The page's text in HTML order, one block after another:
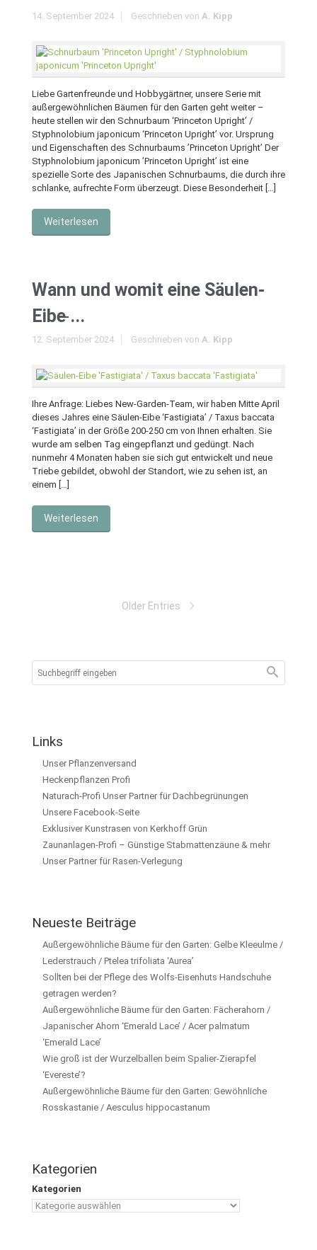
14. September 2024 Geschrieben von A. Kipp
Liebe Gartenfreunde und Hobbygärtner, unsere Serie mit
außergewöhnlichen Bäumen für den Garten geht weiter –
heute stellen wir den Schnurbaum ‘Princeton Upright’ /
Styphnolobium japonicum ‘Princeton Upright’ vor. Ursprung
und Eigenschaften des Schnurbaums ’Princeton Upright’ Der
Styphnolobium japonicum ’Princeton Upright’ ist eine
spezielle Sorte des Japanischen Schnurbaums, die durch ihre
schlanke, aufrechte Form überzeugt. Diese Besonderheit […]
Weiterlesen
Wann und womit eine Säulen-
Eibe ̵...
12. September 2024 Geschrieben von A. Kipp
Ihre Anfrage: Liebes New-Garden-Team, wir haben Mitte April
dieses Jahres eine Säulen-Eibe ‘Fastigiata’ / Taxus baccata
‘Fastigiata’ in der Größe 200-250 cm von Ihnen erhalten. Sie
wurde am selben Tag eingepflanzt und gedüngt. Nach
nunmehr 4 Monaten haben sie sich gut entwickelt und neue
Triebe gebildet, obwohl der Standort, wie zu sehen ist, an
einem […]
Weiterlesen
Older Entries
Links
Unser Pflanzenversand
Heckenpflanzen Profi
Naturach-Profi Unser Partner für Dachbegrünungen
Unsere Facebook-Seite
Exklusiver Kunstrasen von Kerkhoff Grün
Zaunanlagen-Profi – Günstige Stabmattenzäune & mehr
Unser Partner für Rasen-Verlegung
Neueste Beiträge
Außergewöhnliche Bäume für den Garten: Gelbe Kleeulme /
Lederstrauch / Ptelea trifoliata ‘Aurea’
Sollten bei der Pflege des Wolfs-Eisenhuts Handschuhe
getragen werden?
Außergewöhnliche Bäume für den Garten: Fächerahorn /
Japanischer Ahorn ‘Emerald Lace’ / Acer palmatum
‘Emerald Lace’
Wie groß ist der Wurzelballen beim Spalier-Zierapfel
‘Evereste’?
Außergewöhnliche Bäume für den Garten: Gewöhnliche
Rosskastanie / Aesculus hippocastanum
Kategorien
Kategorien